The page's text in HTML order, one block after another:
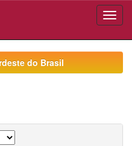
do Brasil